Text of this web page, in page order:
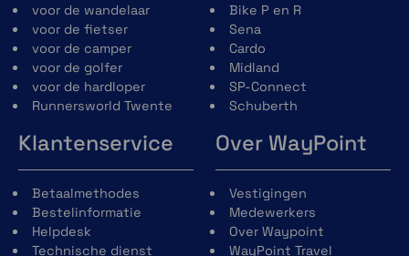
voor de wandelaar
voor de fietser
voor de camper
voor de golfer
voor de hardloper
Runnersworld Twente
Bike P en R
Sena
Cardo
Midland
SP-Connect
Schuberth
Klantenservice
Betaalmethodes
Bestelinformatie
Helpdesk
Technische dienst
Over WayPoint
Vestigingen
Medewerkers
Over Waypoint
WayPoint Travel